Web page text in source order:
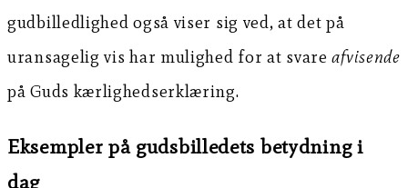
gudbilledlighed også viser sig ved, at det på
uransagelig vis har mulighed for at svareafvisende
på Guds kærlighedserklæring.
Eksempler på gudsbilledets betydning i
dag